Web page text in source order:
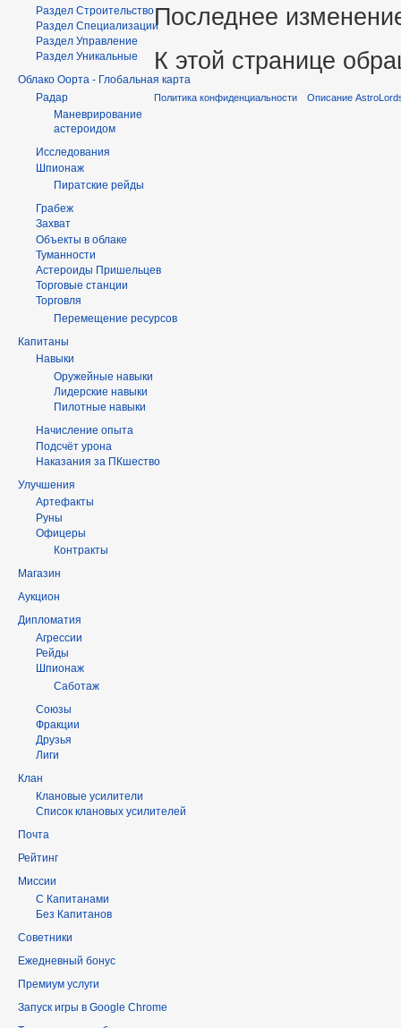
Раздел Строительство
Раздел Специализации
Раздел Управление
Раздел Уникальные
Облако Оорта - Глобальная карта
Радар
Маневрирование
астероидом
Исследования
Шпионаж
Пиратские рейды
Грабеж
Захват
Объекты в облаке
Туманности
Астероиды Пришельцев
Торговые станции
Торговля
Перемещение ресурсов
Капитаны
Навыки
Оружейные навыки
Лидерские навыки
Пилотные навыки
Начисление опыта
Подсчёт урона
Наказания за ПКшество
Улучшения
Артефакты
Руны
Офицеры
Контракты
Магазин
Аукцион
Дипломатия
Агрессии
Рейды
Шпионаж
Саботаж
Союзы
Фракции
Друзья
Лиги
Клан
Клановые усилители
Список клановых усилителей
Почта
Рейтинг
Миссии
С Капитанами
Без Капитанов
Советники
Ежедневный бонус
Премиум услуги
Запуск игры в Google Chrome
Последнее
К этой странице
Политика конфиденциальности Описание